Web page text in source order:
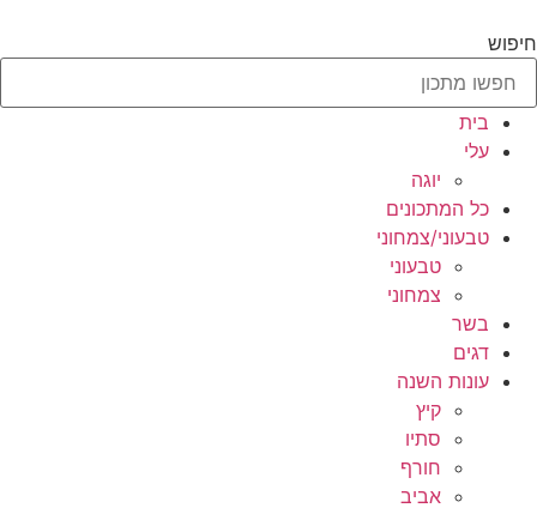
לתוכן
חיפוש
בית
עלי
יוגה
כל המתכונים
טבעוני/צמחוני
טבעוני
צמחוני
בשר
דגים
עונות השנה
קיץ
סתיו
חורף
אביב